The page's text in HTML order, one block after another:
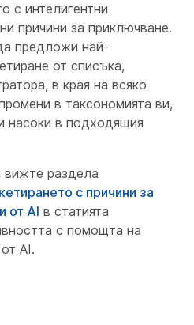
с интелигентни
причини за приключване.
предложи най-
от списъка,
в края на всяко
в таксономията ви,
насоки в подходящия
вижте раздела
с причини за
от AI в статията
с помощта на
AI.